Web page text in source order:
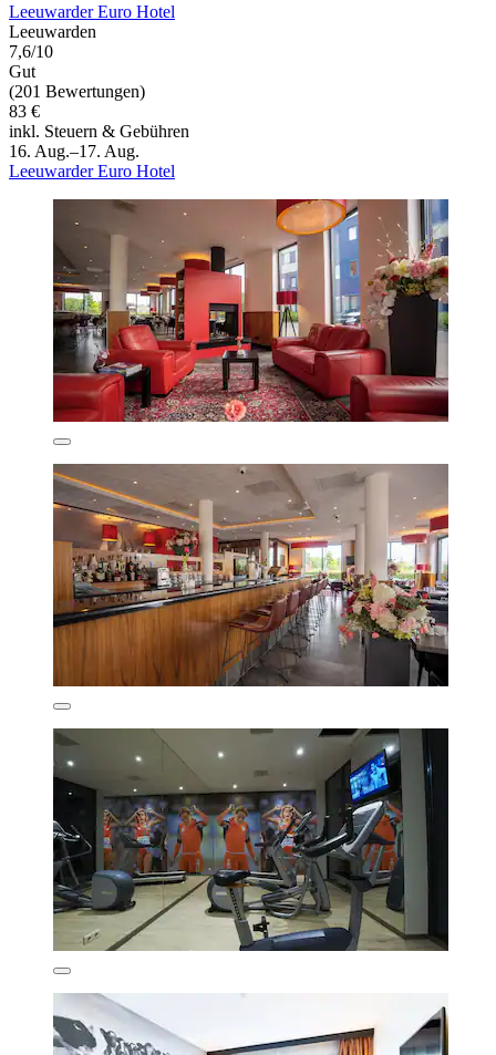
Leeuwarder Euro Hotel
Leeuwarden
7,6/10
Gut
(201 Bewertungen)
83 €
inkl. Steuern & Gebühren
16. Aug.–17. Aug.
Leeuwarder Euro Hotel